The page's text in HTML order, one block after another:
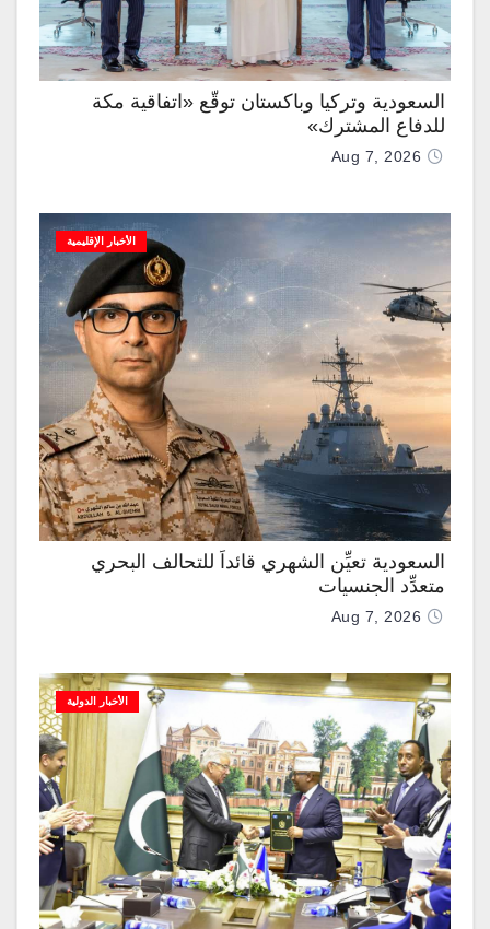
السعودية وتركيا وباكستان توقّع «اتفاقية مكة
للدفاع المشترك»
Aug 7, 2026
الأخبار الإقليمية
السعودية تعيِّن الشهري قائداً للتحالف البحري
متعدِّد الجنسيات
Aug 7, 2026
الأخبار الدولية